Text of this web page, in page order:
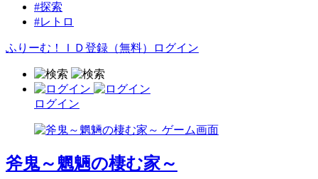
#探索
#レトロ
ふりーむ！ＩＤ登録（無料） ログイン
ログイン
斧鬼～魍魎の棲む家～